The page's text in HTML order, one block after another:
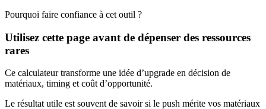
Pourquoi faire confiance à cet outil ?
Utilisez cette page avant de dépenser des ressources
rares
Ce calculateur transforme une idée d’upgrade en décision de
matériaux, timing et coût d’opportunité.
Le résultat utile est souvent de savoir si le push mérite vos matériaux